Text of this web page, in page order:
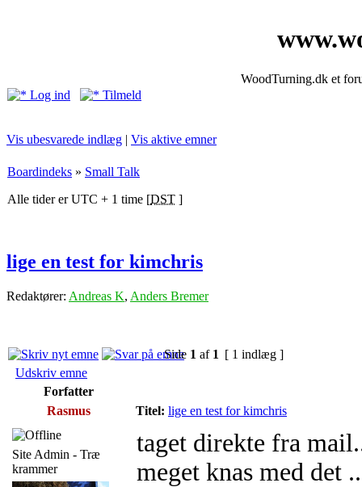
WoodTurning.dk et
Log ind
Tilmeld
Vis ubesvarede indlæg | Vis aktive emner
Boardindeks » Small Talk
Alle tider er UTC + 1 time [DST ]
lige en test for kimchris
Redaktører: Andreas K, Anders Bremer
Side 1 af 1 [ 1 indlæg ]
Udskriv emne
Forfatter
Rasmus
Titel: lige en test for kimchris
Site Admin - Træ
krammer
taget direkte fra
meget knas med det